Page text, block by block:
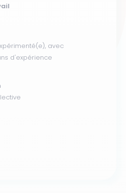
avec
d'expérience